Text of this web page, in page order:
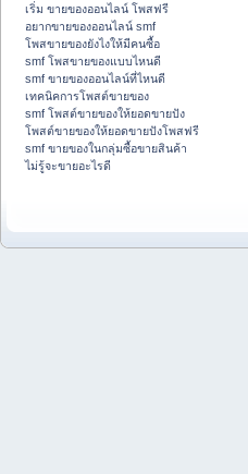
เริ่ม ขายของออนไลน์ โพสฟรี
อยากขายของออนไลน์ smf
โพสขายของยังไงให้มีคนซื้อ
smf โพสขายของแบบไหนดี
smf ขายของออนไลน์ที่ไหนดี
เทคนิคการโพสต์ขายของ
smf โพสต์ขายของให้ยอดขายปัง
โพสต์ขายของให้ยอดขายปังโพสฟรี
smf ขายของในกลุ่มซื้อขายสินค้า
ไม่รู้จะขายอะไรดี